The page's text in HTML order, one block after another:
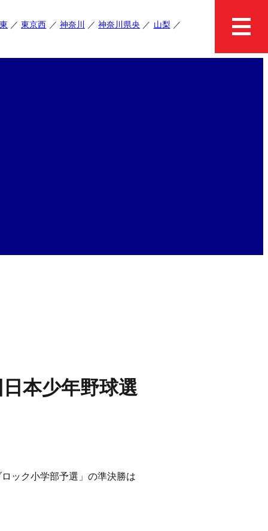
東京西 神奈川 神奈川県央 山梨
本少年野球選
ック小学部予選」の準決勝は